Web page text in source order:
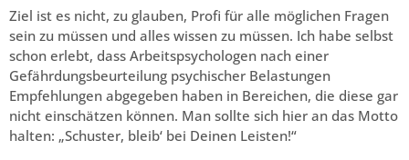
Ziel ist es nicht, zu glauben, Profi für alle möglichen Fragen
sein zu müssen und alles wissen zu müssen. Ich habe selbst
schon erlebt, dass Arbeitspsychologen nach einer
Gefährdungsbeurteilung psychischer Belastungen
Empfehlungen abgegeben haben in Bereichen, die diese gar
nicht einschätzen können. Man sollte sich hier an das Motto
halten: „Schuster, bleib‘ bei Deinen Leisten!“